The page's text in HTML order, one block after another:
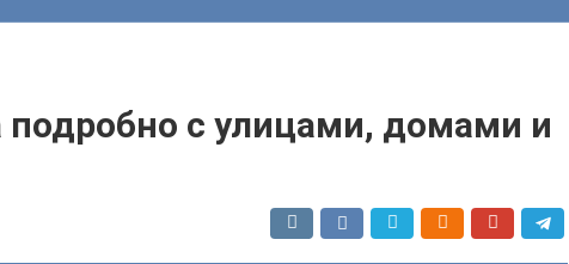
подробно с улицами, домами и